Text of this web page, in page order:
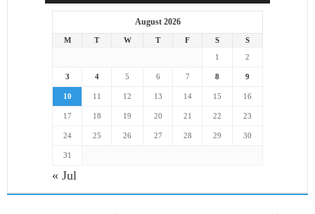
August 2026
M T W T F S
S
1
2
3 4 5 6 7 8 9
10 11 12 13 14 15 16
17 18 19 20 21 22 23
24 25 26 27 28 29 30
31
« Jul